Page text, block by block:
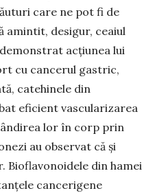
care ne pot fi de
desigur, ceaiul
ac­țiunea lui
cu cance­rul gastric,
catehi­nele din
eficient vas­cula­ri­zarea
lor în corp prin
au observat că și
Biofla­vonoidele din hamei
cancerigene